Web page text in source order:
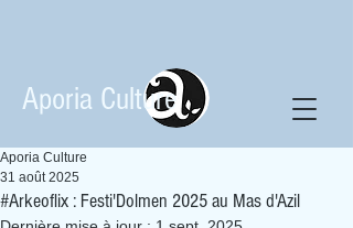
Aporia Culture
#Arkeoflix : Festi'Dolmen 2025 au Mas d'Azil
Aporia Culture
31 août 2025